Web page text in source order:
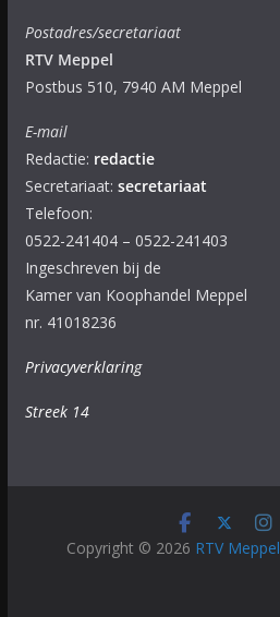
Postadres/secretariaat
RTV Meppel
Postbus 510, 7940 AM Meppel
E-mail
Redactie: redactie
Secretariaat: secretariaat
Telefoon:
0522-241404 – 0522-241403
Ingeschreven bij de
Kamer van Koophandel Meppel
nr. 41018236
Privacyverklaring
Streek 14
Copyright © 2026 RTV Meppel